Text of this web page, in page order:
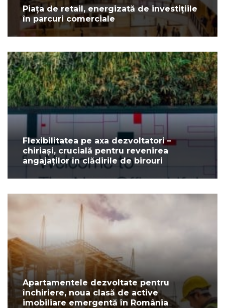
Piața de retail, energizată de investițiile
în parcuri comerciale
Flexibilitatea pe axa dezvoltatori –
chiriași, crucială pentru revenirea
angajaților în clădirile de birouri
Apartamentele dezvoltate pentru
închiriere, noua clasă de active
imobiliare emergentă în România